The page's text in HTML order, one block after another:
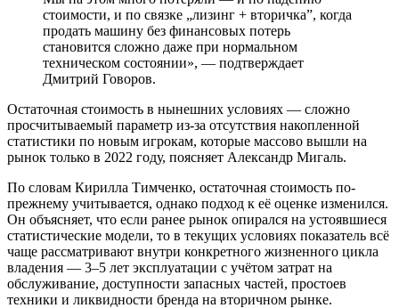
стоимости, и по связке „лизинг + вторичка”, когда
продать машину без финансовых потерь
становится сложно даже при нормальном
техническом состоянии», ― подтверждает
Дмитрий Говоров.
Остаточная стоимость в нынешних условиях ― сложно
просчитываемый параметр из-за отсутствия накопленной
статистики по новым игрокам, которые массово вышли на
рынок только в 2022 году, поясняет Александр Мигаль.
По словам Кирилла Тимченко, остаточная стоимость по-
прежнему учитывается, однако подход к её оценке изменился.
Он объясняет, что если ранее рынок опирался на устоявшиеся
статистические модели, то в текущих условиях показатель всё
чаще рассматривают внутри конкретного жизненного цикла
владения — 3–5 лет эксплуатации с учётом затрат на
обслуживание, доступности запасных частей, простоев
техники и ликвидности бренда на вторичном рынке.